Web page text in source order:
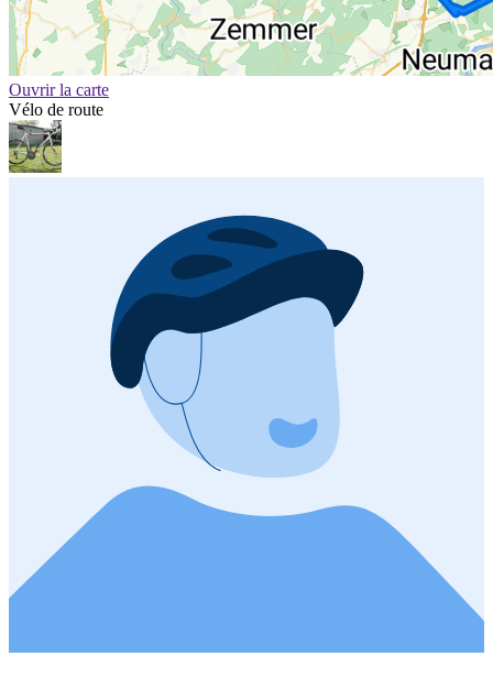
Ouvrir la carte
Vélo de route